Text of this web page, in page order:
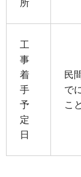
所
工
事
着
手
予
定
日
民
で
こ